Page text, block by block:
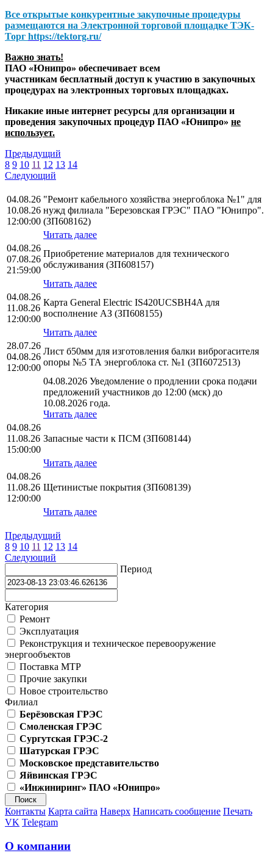
Все открытые конкурентные закупочные процедуры
размещаются на Электронной торговой площадке ТЭК-
Торг https://tektorg.ru/
Важно знать!
ПАО «Юнипро» обеспечивает всем
участникам бесплатный доступ к участию в закупочных
процедурах на электронных торговых площадках.
Никакие иные интернет ресурсы для организации и
проведения закупочных процедур ПАО «Юнипро» не
использует.
Предыдущий
8 9 10 11 12 13 14
Следующий
04.08.26
10.08.26
12:00:00
"Ремонт кабельного хозяйства энергоблока №1" для
нужд филиала "Березовская ГРЭС" ПАО "Юнипро".
(ЗП608162)
Читать далее
04.08.26
07.08.26
21:59:00
Приобретение материалов для технического
обслуживания (ЗП608157)
Читать далее
04.08.26
11.08.26
12:00:00
Карта General Electric IS420UCSBH4A для
восполнение АЗ (ЗП608155)
Читать далее
28.07.26
04.08.26
12:00:00
Лист б50мм для изготовления балки виброгасителя
опоры №5 ТА энергоблока ст. №1 (ЗП6072513)
04.08.2026 Уведомление о продлении срока подачи
предложений участников до 12:00 (мск) до
10.08.2026 года.
Читать далее
04.08.26
11.08.26
15:00:00
Запасные части к ПСМ (ЗП608144)
Читать далее
04.08.26
11.08.26
12:00:00
Щетинистые покрытия (ЗП608139)
Читать далее
Предыдущий
8 9 10 11 12 13 14
Следующий
Период
Категория
Ремонт
Эксплуатация
Реконструкция и техническое перевооружение
энергообъектов
Поставка МТР
Прочие закупки
Новое строительство
Филиал
Берёзовская ГРЭС
Смоленская ГРЭС
Сургутская ГРЭС-2
Шатурская ГРЭС
Московское представительство
Яйвинская ГРЭС
«Инжиниринг» ПАО «Юнипро»
Контакты Карта сайта Наверх Написать сообщение Печать
VK Telegram
О компании